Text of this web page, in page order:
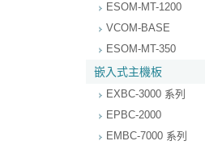
ESOM-MT-1200
VCOM-BASE
ESOM-MT-350
嵌入式主機板
EXBC-3000 系列
EPBC-2000
EMBC-7000 系列